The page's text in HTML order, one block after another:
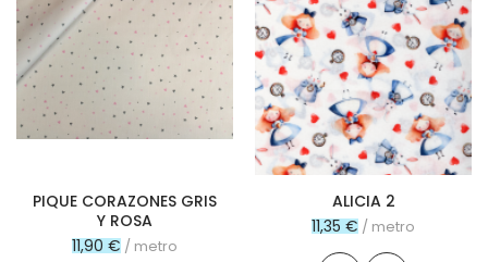
PIQUE CORAZONES GRIS
Y ROSA
11,90 € / metro
ALICIA 2
11,35 € / metro